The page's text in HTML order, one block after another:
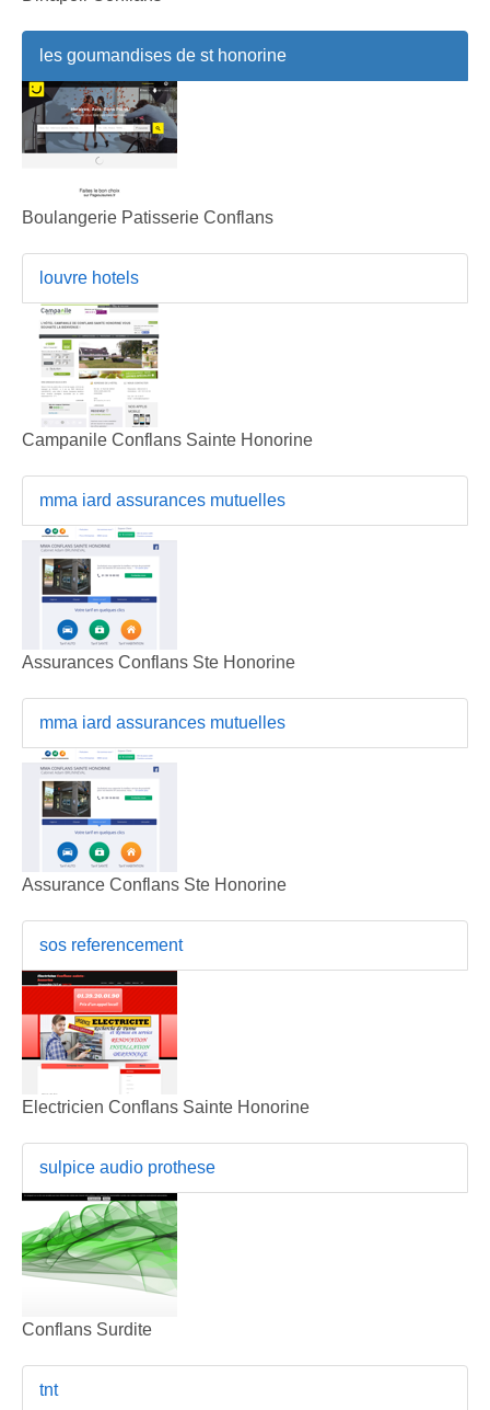
les goumandises de st honorine
Boulangerie Patisserie Conflans
louvre hotels
Campanile Conflans Sainte Honorine
mma iard assurances mutuelles
Assurances Conflans Ste Honorine
mma iard assurances mutuelles
Assurance Conflans Ste Honorine
sos referencement
Electricien Conflans Sainte Honorine
sulpice audio prothese
Conflans Surdite
tnt